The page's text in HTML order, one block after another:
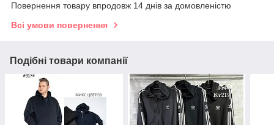
Повернення товару впродовж 14 днів за домовленістю
Всі умови повернення
Подібні товари компанії